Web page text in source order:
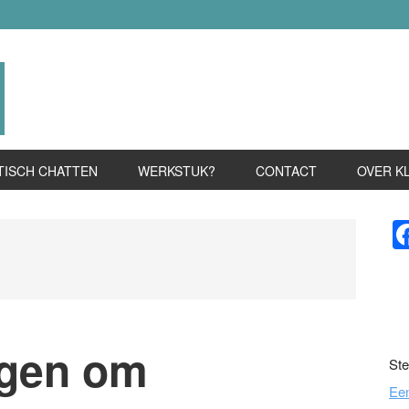
CHATTEN WERKSTUK? CONTACT OVER
om